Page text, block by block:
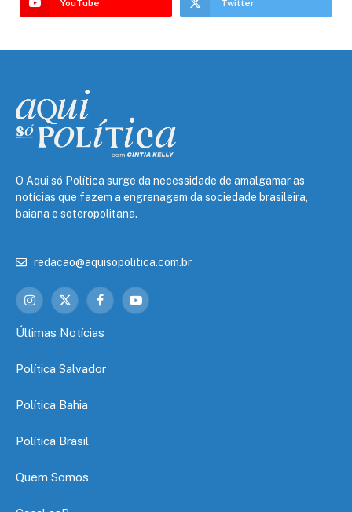
YouTube Twitter
O Aqui só Política surge da necessidade de amalgamar as
notícias que fazem a engrenagem da sociedade brasileira,
baiana e soteropolitana.
redacao@aquisopolitica.com.br
Instagram
X
FacebookYouTube
Últimas Notícias
Política Salvador
Política Bahia
Política Brasil
Quem Somos